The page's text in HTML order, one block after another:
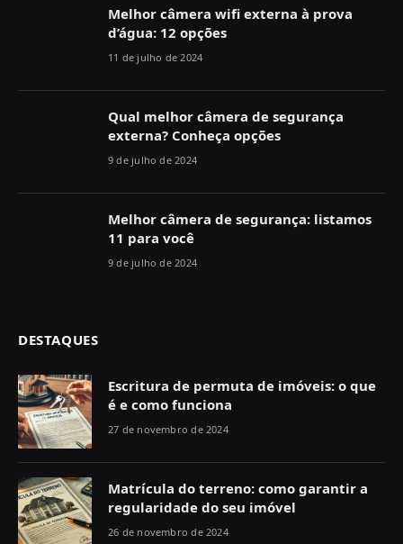
Melhor câmera wifi externa à prova
d’água: 12 opções
11 de julho de 2024
Qual melhor câmera de segurança
externa? Conheça opções
9 de julho de 2024
Melhor câmera de segurança: listamos
11 para você
9 de julho de 2024
DESTAQUES
Escritura de permuta de imóveis: o que
é e como funciona
27 de novembro de 2024
Matrícula do terreno: como garantir a
regularidade do seu imóvel
26 de novembro de 2024